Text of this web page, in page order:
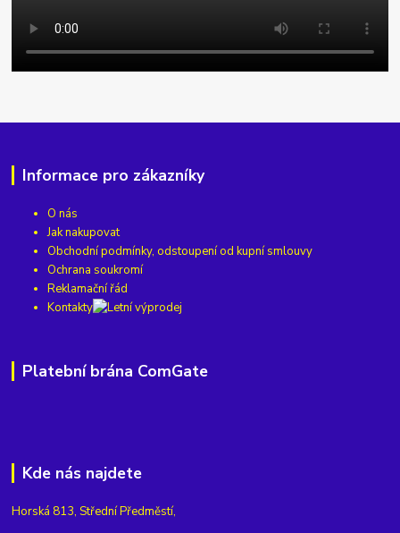
Informace pro zákazníky
O nás
Jak nakupovat
Obchodní podmínky, odstoupení od kupní smlouvy
Ochrana soukromí
Reklamační řád
Kontakty
Platební brána ComGate
Kde nás najdete
Horská 813, Střední Předměstí,